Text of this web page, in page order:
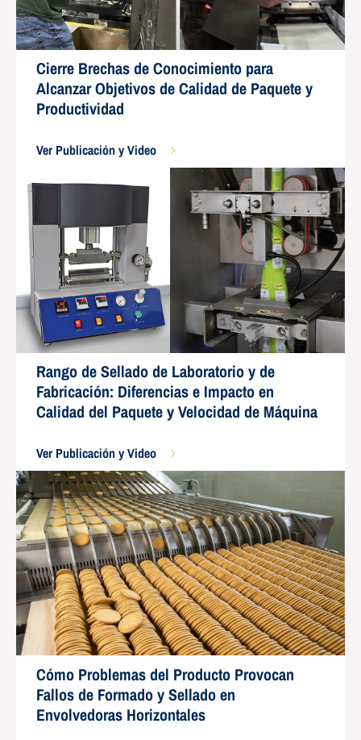
Cierre Brechas de Conocimiento para
Alcanzar Objetivos de Calidad de Paquete y
Productividad
Ver Publicación y Video
Rango de Sellado de Laboratorio y de
Fabricación: Diferencias e Impacto en
Calidad del Paquete y Velocidad de Máquina
Ver Publicación y Video
Cómo Problemas del Producto Provocan
Fallos de Formado y Sellado en
Envolvedoras Horizontales